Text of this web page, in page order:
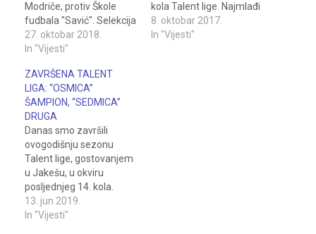
Modriče, protiv Škole
fudbala "Savić". Selekcija
2007. nastavila je svoj
pobjednički niz i ostvarila
pobjedu, ovoga puta
pobjeda je ostvarena
rezultatom 6:2. Selekcije
2009. i 2010. upisale su
dva ubjedljiva poraza, od
2:7 i 0:4, tako…
27. oktobar 2018.
In "Vijesti"
kola Talent lige. Najmlađi
fudbaleri, selekcija 2009.
ostvarila je pobjedu, dok
8. oktobar 2017.
In "Vijesti"
ZAVRŠENA TALENT
LIGA: “OSMICA”
ŠAMPION, “SEDMICA”
DRUGA
Danas smo završili
ovogodišnju sezonu
Talent lige, gostovanjem
u Jakešu, u okviru
posljednjeg 14. kola.
Kada rezimiramo
sezonu, od četiri
13. jun 2019.
In "Vijesti"